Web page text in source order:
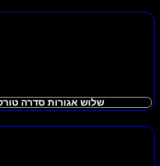
שלוש אגורות סדרה